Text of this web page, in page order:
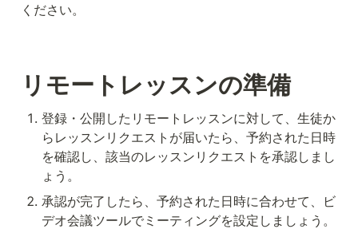
ください。
リモートレッスンの準備
登録・公開したリモートレッスンに対して、生徒か
らレッスンリクエストが届いたら、予約された日時
を確認し、該当のレッスンリクエストを承認しまし
ょう。
承認が完了したら、予約された日時に合わせて、ビ
デオ会議ツールでミーティングを設定しましょう。